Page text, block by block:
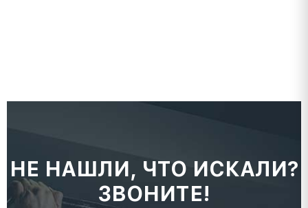
НЕ НАШЛИ, ЧТО ИСКАЛИ?
ЗВОНИТЕ!